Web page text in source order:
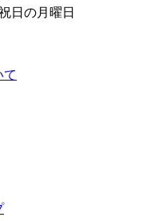
日の月曜日
て